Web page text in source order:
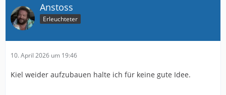
Anstoss
Erleuchteter
10. April 2026 um 19:46
Kiel weider aufzubauen halte ich für keine gute Idee.